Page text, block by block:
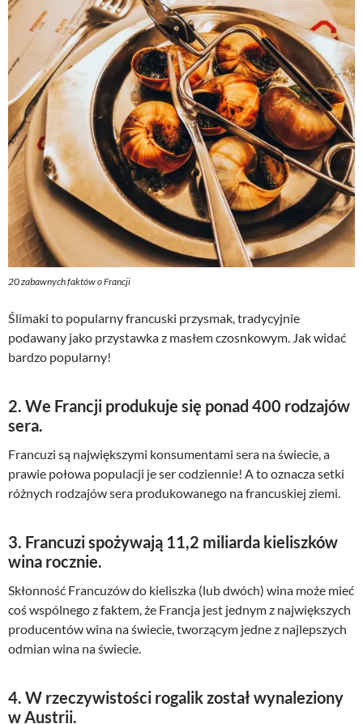
20 zabawnych faktów o Francji
Ślimaki to popularny francuski przysmak, tradycyjnie
podawany jako przystawka z masłem czosnkowym. Jak widać
bardzo popularny!
2. We Francji produkuje się ponad 400 rodzajów
sera.
Francuzi są największymi konsumentami sera na świecie, a
prawie połowa populacji je ser codziennie! A to oznacza setki
różnych rodzajów sera produkowanego na francuskiej ziemi.
3. Francuzi spożywają 11,2 miliarda kieliszków
wina rocznie.
Skłonność Francuzów do kieliszka (lub dwóch) wina może mieć
coś wspólnego z faktem, że Francja jest jednym z największych
producentów wina na świecie, tworzącym jedne z najlepszych
odmian wina na świecie.
4. W rzeczywistości rogalik został wynaleziony
w Austrii.